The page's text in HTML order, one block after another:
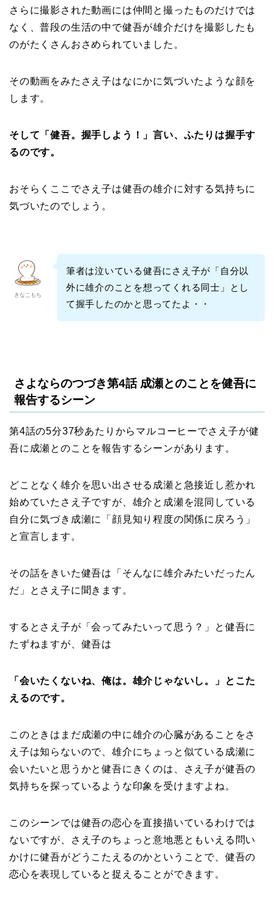
さらに撮影された動画には仲間と撮ったものだけでは
なく、普段の生活の中で健吾が雄介だけを撮影したも
のがたくさんおさめられていました。
その動画をみたさえ子はなにかに気づいたような顔を
します。
そして「健吾。握手しよう！」言い、ふたりは握手す
るのです。
おそらくここでさえ子は健吾の雄介に対する気持ちに
気づいたのでしょう。
きなこもち
筆者は泣いている健吾にさえ子が「自分以
外に雄介のことを想ってくれる同士」とし
て握手したのかと思ってたよ・・
さよならのつづき第4話 成瀬とのことを健吾に
報告するシーン
第4話の5分37秒あたりからマルコーヒーでさえ子が健
吾に成瀬とのことを報告するシーンがあります。
どことなく雄介を思い出させる成瀬と急接近し惹かれ
始めていたさえ子ですが、雄介と成瀬を混同している
自分に気づき成瀬に「顔見知り程度の関係に戻ろう」
と宣言します。
その話をきいた健吾は「そんなに雄介みたいだったん
だ」とさえ子に聞きます。
するとさえ子が「会ってみたいって思う？」と健吾に
たずねますが、健吾は
「会いたくないね、俺は。雄介じゃないし。」とこた
えるのです。
このときはまだ成瀬の中に雄介の心臓があることをさ
え子は知らないので、雄介にちょっと似ている成瀬に
会いたいと思うかと健吾にきくのは、さえ子が健吾の
気持ちを探っているような印象を受けますよね。
このシーンでは健吾の恋心を直接描いているわけでは
ないですが、さえ子のちょっと意地悪ともいえる問い
かけに健吾がどうこたえるのかということで、健吾の
恋心を表現していると捉えることができます。